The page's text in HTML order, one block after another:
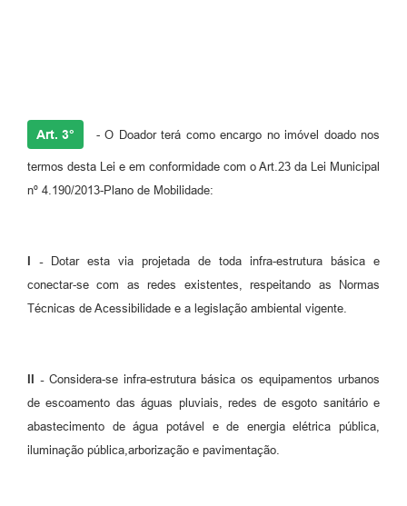
Art. 3° - O Doador terá como encargo no imóvel doado nos
termos desta Lei e em conformidade com o Art.23 da Lei Municipal
nº 4.190/2013-Plano de Mobilidade:
I -
Dotar esta via projetada de toda infra-estrutura básica e
conectar-se com as redes existentes, respeitando as Normas
Técnicas de Acessibilidade e a legislação ambiental vigente.
II - Considera-se infra-estrutura básica os equipamentos urbanos
de escoamento das águas pluviais, redes de esgoto sanitário e
abastecimento de água potável e de energia elétrica pública,
iluminação pública,arborização e pavimentação.